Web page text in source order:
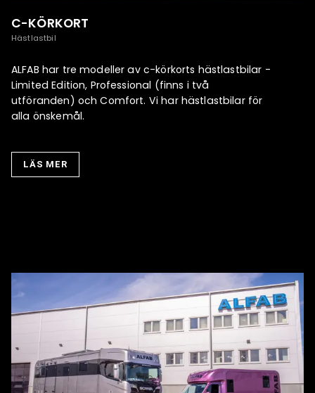
C-KÖRKORT
Hästlastbil
ALFAB har tre modeller av c-körkorts hästlastbilar -
Limited Edition, Professional (finns i två
utföranden) och Comfort. Vi har hästlastbilar för
alla önskemål.
LÄS MER